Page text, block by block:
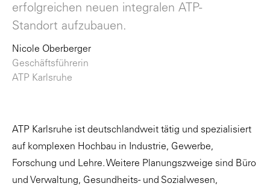
erfolgreichen neuen integralen ATP-
Standort aufzubauen.
Nicole Oberberger
Geschäftsführerin
ATP Karlsruhe
ATP Karlsruhe ist deutschlandweit tätig und spezialisiert
auf komplexen Hochbau in Industrie, Gewerbe,
Forschung und Lehre. Weitere Planungszweige sind Büro
und Verwaltung, Gesundheits- und Sozialwesen,